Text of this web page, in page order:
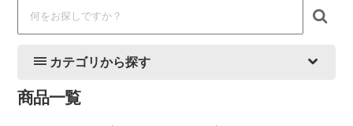
カテゴリから探す
商品一覧